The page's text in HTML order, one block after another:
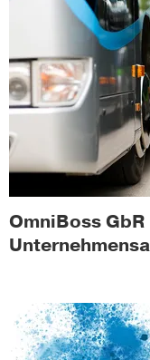
OmniBoss